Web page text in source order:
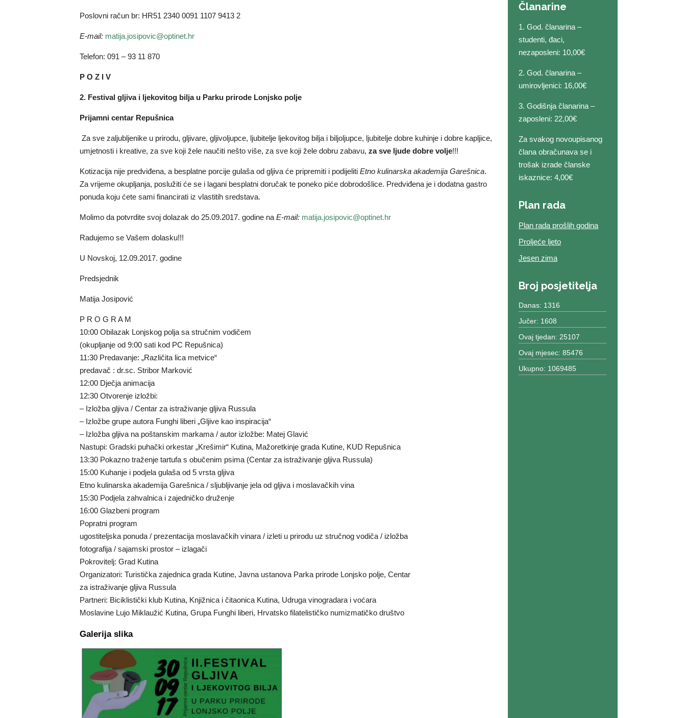
Poslovni račun br: HR51 2340 0091 1107 9413 2
E-mail: matija.josipovic@optinet.hr
Telefon: 091 – 93 11 870
P O Z I V
2. Festival gljiva i ljekovitog bilja u Parku prirode Lonjsko polje
Prijamni centar Repušnica
Za sve zaljubljenike u prirodu, gljivare, gljivoljupce, ljubitelje ljekovitog bilja i biljoljupce, ljubitelje dobre kuhinje i dobre kapljice,
umjetnosti i kreative, za sve koji žele naučiti nešto više, za sve koji žele dobru zabavu, za sve ljude dobre volje!!!
Kotizacija nije predviđena, a besplatne porcije gulaša od gljiva će pripremiti i podijeliti Etno kulinarska akademija Garešnica.
Za vrijeme okupljanja, poslužiti će se i lagani besplatni doručak te poneko piće dobrodošlice. Predviđena je i dodatna gastro
ponuda koju ćete sami financirati iz vlastitih sredstava.
Molimo da potvrdite svoj dolazak do 25.09.2017. godine na E-mail: matija.josipovic@optinet.hr
Radujemo se Vašem dolasku!!!
U Novskoj, 12.09.2017. godine
Predsjednik
Matija Josipović
P R O G R A M
10:00 Obilazak Lonjskog polja sa stručnim vodičem
(okupljanje od 9:00 sati kod PC Repušnica)
11:30 Predavanje: „Različita lica metvice“
predavač : dr.sc. Stribor Marković
12:00 Dječja animacija
12:30 Otvorenje izložbi:
– Izložba gljiva / Centar za istraživanje gljiva Russula
– Izložbe grupe autora Funghi liberi „Gljive kao inspiracija“
– Izložba gljiva na poštanskim markama / autor izložbe: Matej Glavić
Nastupi: Gradski puhački orkestar „Krešimir“ Kutina, Mažoretkinje grada Kutine, KUD Repušnica
13:30 Pokazno traženje tartufa s obučenim psima (Centar za istraživanje gljiva Russula)
15:00 Kuhanje i podjela gulaša od 5 vrsta gljiva
Etno kulinarska akademija Garešnica / sljubljivanje jela od gljiva i moslavačkih vina
15:30 Podjela zahvalnica i zajedničko druženje
16:00 Glazbeni program
Popratni program
ugostiteljska ponuda / prezentacija moslavačkih vinara / izleti u prirodu uz stručnog vodiča / izložba
fotografija / sajamski prostor – izlagači
Pokrovitelj: Grad Kutina
Organizatori: Turistička zajednica grada Kutine, Javna ustanova Parka prirode Lonjsko polje, Centar
za istraživanje gljiva Russula
Partneri: Biciklistički klub Kutina, Knjižnica i čitaonica Kutina, Udruga vinogradara i voćara
Moslavine Lujo Miklaužić Kutina, Grupa Funghi liberi, Hrvatsko filatelističko numizmatičko društvo
Galerija slika
Članarine
1. God. članarina –
studenti, đaci,
nezaposleni: 10,00€
2. God. članarina –
umirovljenici: 16,00€
3. Godišnja članarina –
zaposleni: 22,00€
Za svakog novoupisanog
člana obračunava se i
trošak izrade članske
iskaznice: 4,00€
Plan rada
Plan rada prošlih godina
Proljeće ljeto
Jesen zima
Broj posjetitelja
Danas: 1316
Jučer: 1608
Ovaj tjedan: 25107
Ovaj mjesec: 85476
Ukupno: 1069485